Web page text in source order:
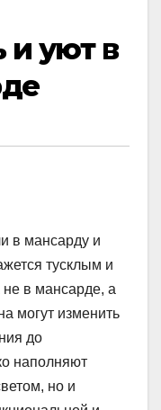
и уют в
в мансарду и
тусклым и
в мансарде, а
могут изменить
до
наполняют
но и